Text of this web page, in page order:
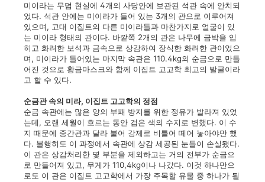
미이라는 무덤 현실에 4개의 사당안에 보관된 석관 속에 안치되
었다. 석관 안에는 미이라가 들어 있는 3개의 관으로 이루어져
있으며, 고대 이집트의 다른 미이라들과 마찬가지로 얼굴이 있
는 미이라 형태의 관이다. 바깥쪽 2개의 관은 나무에 금박을 입
히고 화려한 보석과 금속으로 상감하여 장식한 화려한 관이었으
며, 미이라가 들어있는 마지막 속관은 110.4kg의 순금으로 만들
어진 것으로 황금마스크와 함께 이집트 고고학 최고의 발굴이라
고 할 수 있다.
순금관 속의 미라, 이집트 고고학의 정점
순금 속관에는 많은 양의 부패 방지를 위한 정유가 발라져 있었
는데, 오랜 세월이 흐르는 동안 검은 색의 수지로 변했다. 이 수
지 때문에 중간관과 달라 붙어 강제로 비틀어 떼어 놓아야만 했
다. 불행히도 이 과정에서 속관에 상감 세공된 눈들이 손실됐다.
이 관은 상감처리한 몇 부분을 제외하고는 거의 전부가 순금으
로 만들어져 있고, 무게가 110,4kg이나 나갔다. 이것 하나만으
로도 이 관은 이집트 고고학에서 가장 주목할 유물 중 하나가 될